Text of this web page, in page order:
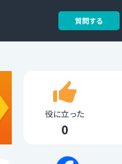
質問する
役に立った
0